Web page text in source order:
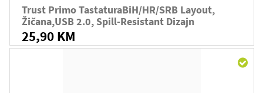
Trust Primo TastaturaBiH/HR/SRB Layout,
Žičana,USB 2.0, Spill-Resistant Dizajn
25,90 KM